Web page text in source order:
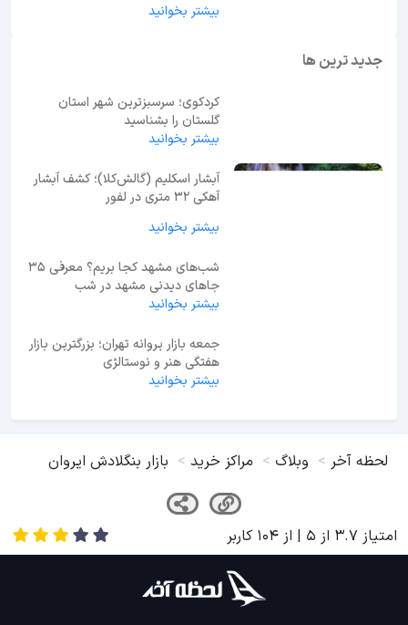
بیشتر بخوانید
جدید ترین ها
کردکوی؛ سرسبزترین شهر استان
گلستان را بشناسید
بیشتر بخوانید
آبشار اسکلیم (گالش‌کلا)؛ کشف آبشار
آهکی ۳۲ متری در لفور
بیشتر بخوانید
شب‌های مشهد کجا بریم؟ معرفی 35
جاهای دیدنی مشهد در شب
بیشتر بخوانید
جمعه بازار پروانه تهران؛ بزرگترین بازار
هفتگی هنر و نوستالژی
بیشتر بخوانید
لحظه آخر وبلاگ مراکز خرید بازار بنگلادش ایروان
امتیاز 3.7 از 5 | از 104 کاربر